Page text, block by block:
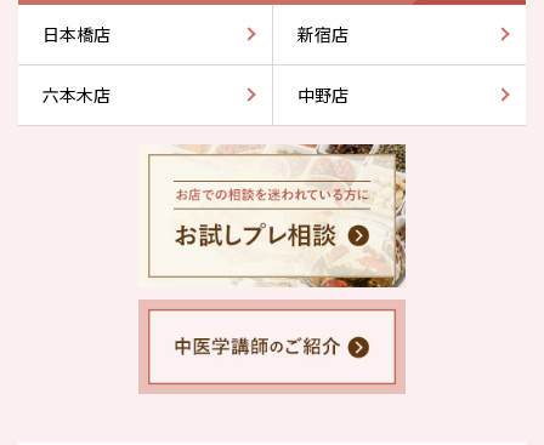
日本橋店 新宿店
六本木店 中野店